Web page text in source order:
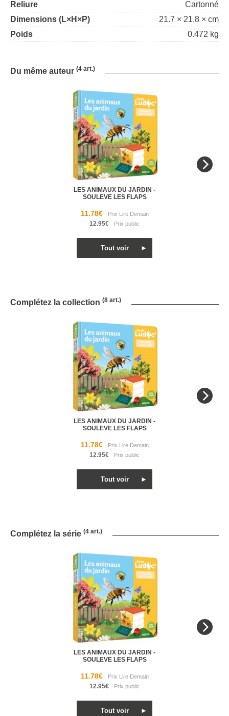
Reliure
Cartonné
Dimensions (L×H×P)
21.7 × 21.8 × cm
Poids
0.472 kg
Du même auteur (4 art.)
LES ANIMAUX DU JARDIN -
SOULEVE LES FLAPS
11.78€
12.95€
Complétez la collection (8 art.)
LES ANIMAUX DU JARDIN -
SOULEVE LES FLAPS
11.78€
12.95€
Complétez la série (4 art.)
LES ANIMAUX DU JARDIN -
SOULEVE LES FLAPS
11.78€
12.95€